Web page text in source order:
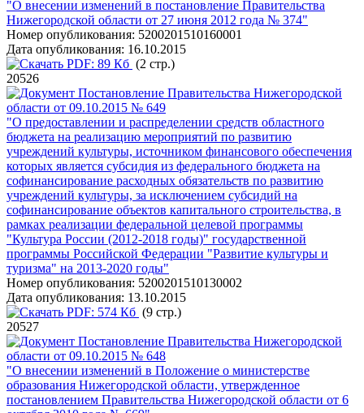
"О внесении изменений в постановление Правительства
Нижегородской области от 27 июня 2012 года № 374"
Номер опубликования: 5200201510160001
Дата опубликования: 16.10.2015
PDF: 89 Кб (2 стр.)
20526
Постановление Правительства Нижегородской
области от 09.10.2015 № 649
"О предоставлении и распределении средств областного
бюджета на реализацию мероприятий по развитию
учреждений культуры, источником финансового обеспечения
которых является субсидия из федерального бюджета на
софинансирование расходных обязательств по развитию
учреждений культуры, за исключением субсидий на
софинансирование объектов капитального строительства, в
рамках реализации федеральной целевой программы
"Культура России (2012-2018 годы)" государственной
программы Российской Федерации "Развитие культуры и
туризма" на 2013-2020 годы"
Номер опубликования: 5200201510130002
Дата опубликования: 13.10.2015
PDF: 574 Кб (9 стр.)
20527
Постановление Правительства Нижегородской
области от 09.10.2015 № 648
"О внесении изменений в Положение о министерстве
образования Нижегородской области, утвержденное
постановлением Правительства Нижегородской области от 6